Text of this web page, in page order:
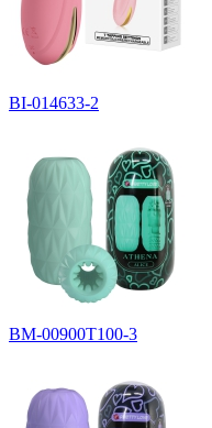
BI-014633-2
BM-00900T100-3